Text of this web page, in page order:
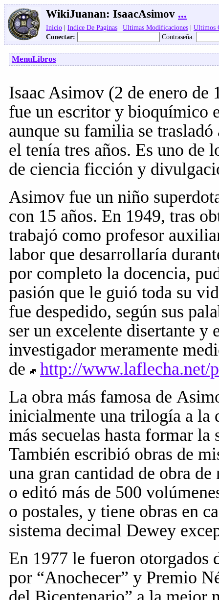
WikiJuanan: IsaacAsimov ...
Inicio | Indice De Paginas | Ultimas Modificaciones | Ultimos
Conectar:
Contraseña:
MenuLibros
Isaac Asimov (2 de enero de
fue un escritor y bioquímico
aunque su familia se
el tenía tres años. Es uno de
de ciencia ficción y
Asimov fue un niño
con 15 años. En 1949, tras
trabajó como profesor
labor que desarrollaría
por completo la docencia,
pasión que le guió toda su
fue despedido, según sus
ser un excelente disertante
investigador meramente
de
http://www.laflecha.net/
La obra más famosa de
inicialmente una trilogía a la
más secuelas hasta formar
También escribió obras de
una gran cantidad de obra
o editó más de 500
o postales, y tiene obras en
sistema decimal Dewey
En 1977 le fueron otorgados
por “Anochecer” y Premio